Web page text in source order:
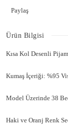
Paylaş
Ürün Bilgisi
Kısa Kol Desenli
Kumaş İçeriği: %95
Model Üzerinde 38
Haki ve Oranj Renk